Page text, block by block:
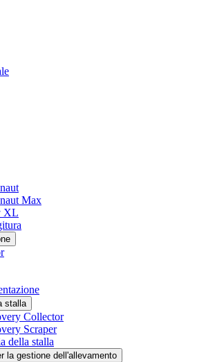
Max
XL
stalla
Collector
Scraper
della stalla
la gestione dell'allevamento